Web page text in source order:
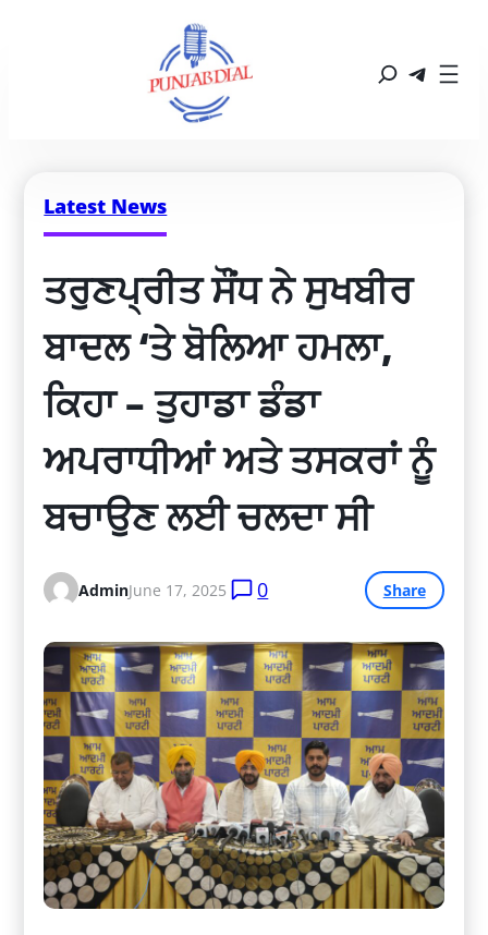
Latest News
ਤਰੁਣਪ੍ਰੀਤ ਸੌਂਧ ਨੇ ਸੁਖਬੀਰ
ਬਾਦਲ ‘ਤੇ ਬੋਲਿਆ ਹਮਲਾ,
ਕਿਹਾ – ਤੁਹਾਡਾ ਡੰਡਾ
ਅਪਰਾਧੀਆਂ ਅਤੇ ਤਸਕਰਾਂ ਨੂੰ
ਬਚਾਉਣ ਲਈ ਚਲਦਾ ਸੀ
AdminJune 17, 2025 0 Share